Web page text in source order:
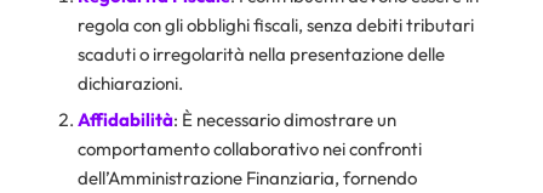
regola con gli obblighi fiscali, senza debiti tributari
scaduti o irregolarità nella presentazione delle
dichiarazioni.
Affidabilità: È necessario dimostrare un
comportamento collaborativo nei confronti
dell’Amministrazione Finanziaria, fornendo